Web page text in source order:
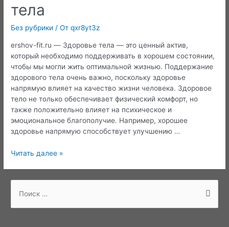
тела
Без рубрики / От qxr8yt3z
ershov-fit.ru — Здоровье тела — это ценный актив,
который необходимо поддерживать в хорошем состоянии,
чтобы мы могли жить оптимальной жизнью. Поддержание
здорового тела очень важно, поскольку здоровье
напрямую влияет на качество жизни человека. Здоровое
тело не только обеспечивает физический комфорт, но
также положительно влияет на психическое и
эмоциональное благополучие. Например, хорошее
здоровье напрямую способствует улучшению …
Как
Читать далее »